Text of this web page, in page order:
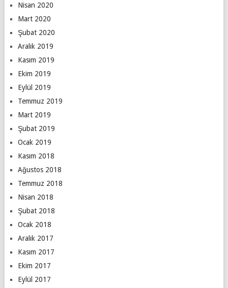
Nisan 2020
Mart 2020
Şubat 2020
Aralık 2019
Kasım 2019
Ekim 2019
Eylül 2019
Temmuz 2019
Mart 2019
Şubat 2019
Ocak 2019
Kasım 2018
Ağustos 2018
Temmuz 2018
Nisan 2018
Şubat 2018
Ocak 2018
Aralık 2017
Kasım 2017
Ekim 2017
Eylül 2017